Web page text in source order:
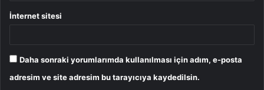
İnternet sitesi
Daha sonraki yorumlarımda kullanılması için adım, e-posta
adresim ve site adresim bu tarayıcıya kaydedilsin.